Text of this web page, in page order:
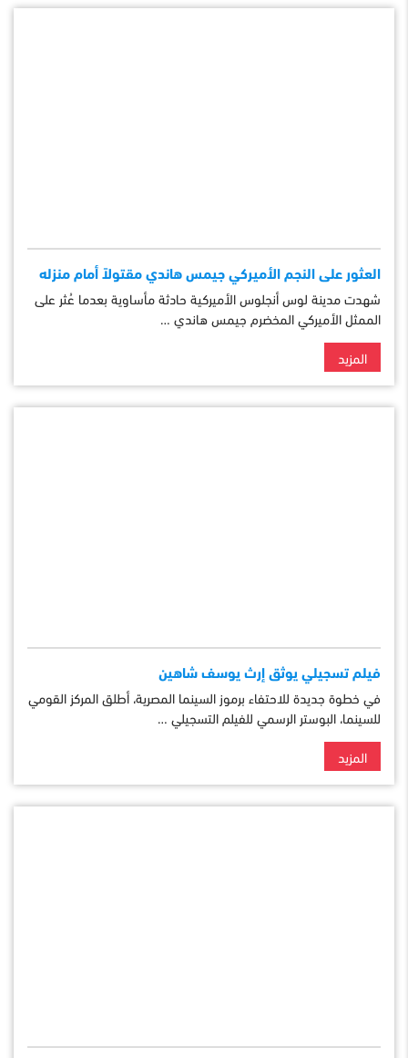
العثور على النجم الأميركي جيمس هاندي مقتولاً أمام منزله
شهدت مدينة لوس أنجلوس الأميركية حادثة مأساوية بعدما عُثر على
الممثل الأميركي المخضرم جيمس هاندي …
المزيد
فيلم تسجيلي يوثق إرث يوسف شاهين
في خطوة جديدة للاحتفاء برموز السينما المصرية، أطلق المركز القومي
للسينما، البوستر الرسمي للفيلم التسجيلي …
المزيد